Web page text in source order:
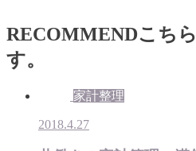
RECOMMENDこち
す。
家計整理
2018.4.27